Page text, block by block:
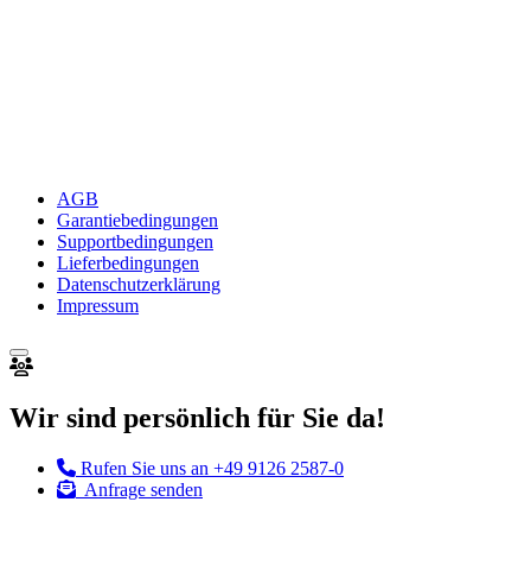
AGB
Garantiebedingungen
Supportbedingungen
Lieferbedingungen
Datenschutzerklärung
Impressum
Wir sind persönlich für Sie da!
Rufen Sie uns an +49 9126 2587-0
Anfrage senden